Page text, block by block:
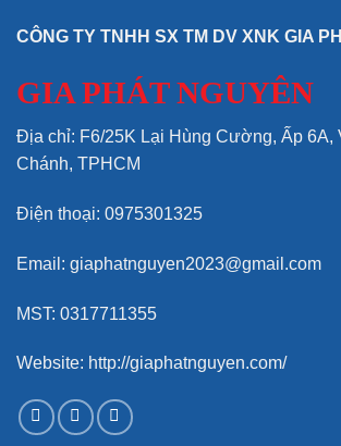
CÔNG TY TNHH SX TM DV XNK GIA
GIA PHÁT NGUYÊN
Địa chỉ: F6/25K Lại Hùng Cường, Ấp 6A,
Chánh, TPHCM
Điện thoại: 0975301325
Email: giaphatnguyen2023@gmail.com
MST: 0317711355
Website: http://giaphatnguyen.com/